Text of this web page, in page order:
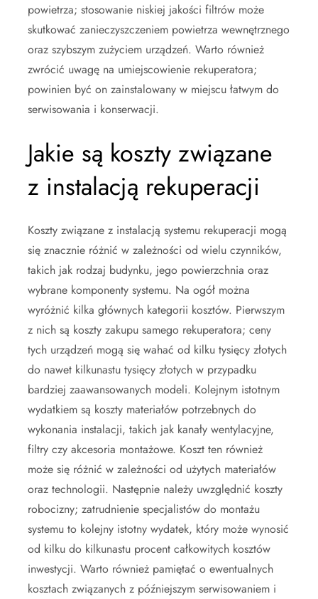
powietrza; stosowanie niskiej jakości filtrów może
skutkować zanieczyszczeniem powietrza wewnętrznego
oraz szybszym zużyciem urządzeń. Warto również
zwrócić uwagę na umiejscowienie rekuperatora;
powinien być on zainstalowany w miejscu łatwym do
serwisowania i konserwacji.
Jakie są koszty związane
z instalacją rekuperacji
Koszty związane z instalacją systemu rekuperacji mogą
się znacznie różnić w zależności od wielu czynników,
takich jak rodzaj budynku, jego powierzchnia oraz
wybrane komponenty systemu. Na ogół można
wyróżnić kilka głównych kategorii kosztów. Pierwszym
z nich są koszty zakupu samego rekuperatora; ceny
tych urządzeń mogą się wahać od kilku tysięcy złotych
do nawet kilkunastu tysięcy złotych w przypadku
bardziej zaawansowanych modeli. Kolejnym istotnym
wydatkiem są koszty materiałów potrzebnych do
wykonania instalacji, takich jak kanały wentylacyjne,
filtry czy akcesoria montażowe. Koszt ten również
może się różnić w zależności od użytych materiałów
oraz technologii. Następnie należy uwzględnić koszty
robocizny; zatrudnienie specjalistów do montażu
systemu to kolejny istotny wydatek, który może wynosić
od kilku do kilkunastu procent całkowitych kosztów
inwestycji. Warto również pamiętać o ewentualnych
kosztach związanych z późniejszym serwisowaniem i